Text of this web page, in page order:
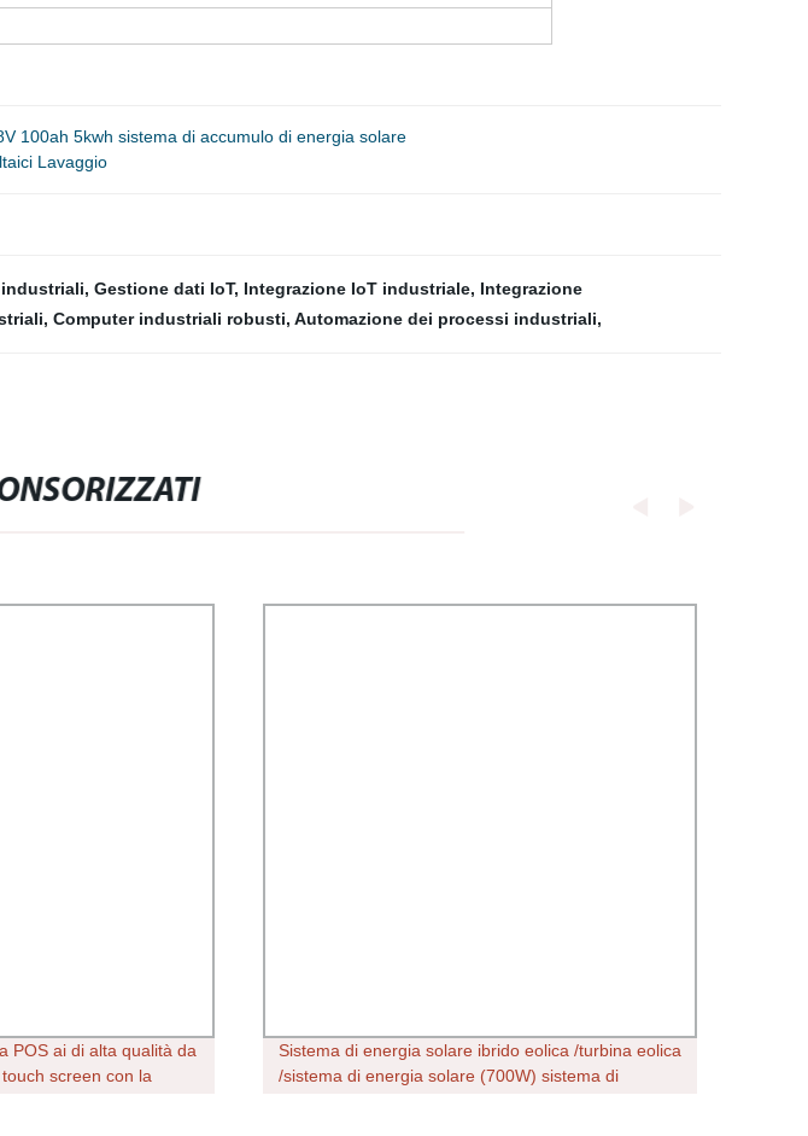
100ah 5kwh sistema di accumulo di energia solare
Lavaggio
, Gestione dati IoT, Integrazione IoT industriale, Integrazione
, Computer industriali robusti, Automazione dei processi industriali,
POS ai di alta qualità da
screen con la
Sistema di energia solare ibrido eolica /turbina eolica
/sistema di energia solare (700W) sistema di